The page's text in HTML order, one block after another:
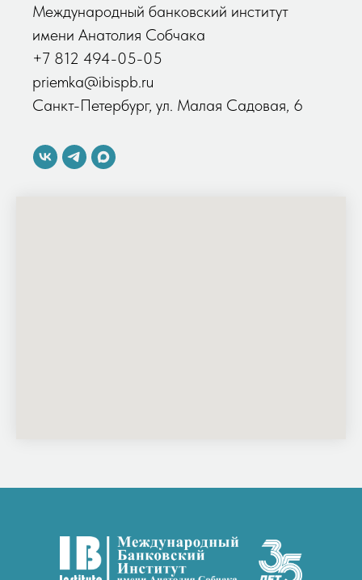
Международный банковский институт
имени Анатолия Собчака
+7 812 494-05-05
priemka@ibispb.ru
Санкт-Петербург, ул. Малая Садовая, 6